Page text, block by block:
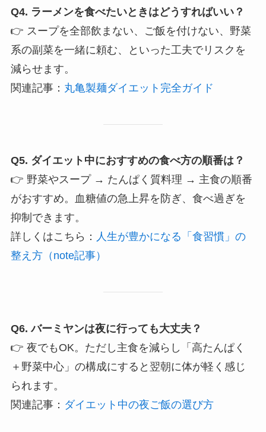
Q4. ラーメンを食べたいときはどうすればいい？
👉 スープを全部飲まない、ご飯を付けない、野菜
系の副菜を一緒に頼む、といった工夫でリスクを
減らせます。
関連記事： 丸亀製麺ダイエット完全ガイド
Q5. ダイエット中におすすめの食べ方の順番は？
👉 野菜やスープ → たんぱく質料理 → 主食の順番
がおすすめ。血糖値の急上昇を防ぎ、食べ過ぎを
抑制できます。
詳しくはこちら： 人生が豊かになる「食習慣」の
整え方（note記事）
Q6. バーミヤンは夜に行っても大丈夫？
👉 夜でもOK。ただし主食を減らし「高たんぱく
＋野菜中心」の構成にすると翌朝に体が軽く感じ
られます。
関連記事： ダイエット中の夜ご飯の選び方